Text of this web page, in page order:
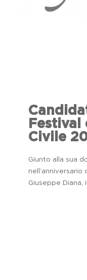
Civile
Giunto alla sua
nell’anniversario
Giuseppe Diana,